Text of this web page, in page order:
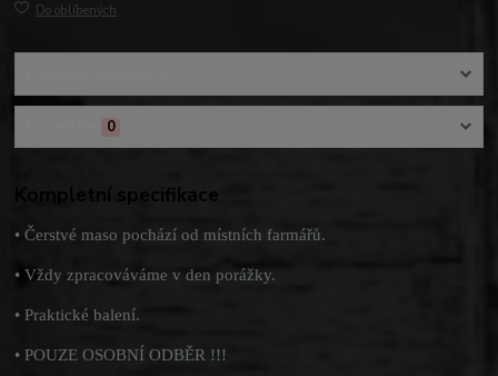
Do oblíbených
0
Kompletní specifikace
• Čerstvé maso pochází od místních farmářů.
• Vždy zpracováváme v den porážky.
• Praktické balení.
• POUZE OSOBNÍ ODBĚR !!!